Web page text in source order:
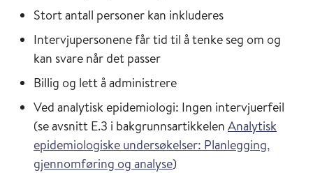
Stort antall personer kan inkluderes
Intervjupersonene får tid til å tenke seg om og
kan svare når det passer
Billig og lett å administrere
Ved analytisk epidemiologi: Ingen intervjuerfeil
(se avsnitt E.3 i bakgrunnsartikkelen Analytisk
epidemiologiske undersøkelser: Planlegging,
gjennomføring og analyse)